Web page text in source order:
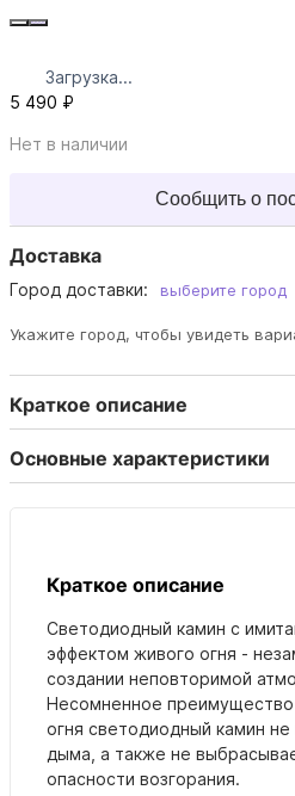
Загрузка...
5 490 ₽
Нет в наличии
Сообщить о
Доставка
Город доставки: выберите город
Укажите город, чтобы увидеть
Краткое описание
Основные характеристики
Краткое описание
Светодиодный камин с
эффектом живого огня -
создании неповторимой
Несомненное преимущество
огня светодиодный камин
дыма, а также не
опасности возгорания.